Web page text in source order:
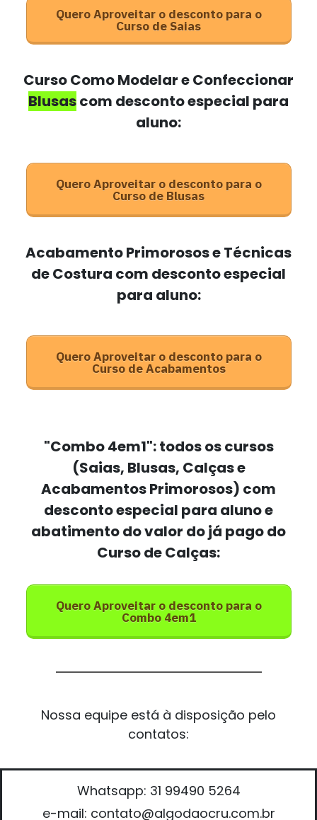
Quero Aproveitar o desconto para o
Curso de Saias
Curso Como Modelar e Confeccionar
Blusascom desconto especial para
aluno:
Quero Aproveitar o desconto para o
Curso de Blusas
Acabamento Primorosos e Técnicas
de Costura com desconto especial
para aluno:
Quero Aproveitar o desconto para o
Curso de Acabamentos
"Combo 4em1": todos os cursos
(Saias, Blusas, Calças e
Acabamentos Primorosos) com
desconto especial para aluno e
abatimento do valor do já pago do
Curso de Calças:
Quero Aproveitar o desconto para o
Combo 4em1
Nossa equipe está à disposição pelo
contatos:
Whatsapp: 31 99490 5264
e-mail: contato@algodaocru.com.br